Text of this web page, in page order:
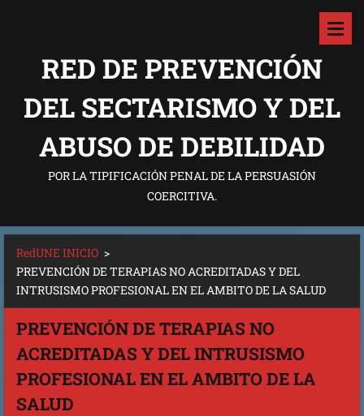
RED DE PREVENCIÓN
DEL SECTARISMO Y DEL
ABUSO DE DEBILIDAD
POR LA TIPIFICACIÓN PENAL DE LA PERSUASIÓN
COERCITIVA.
RedUNE INICIO >
PREVENCIÓN DE TERAPIAS NO ACREDITADAS Y DEL
INTRUSISMO PROFESIONAL EN EL AMBITO DE LA SALUD
PREVENCIÓN DE TERAPIAS NO
ACREDITADAS Y DEL INTRUSISMO
PROFESIONAL EN EL AMBITO DE LA
SALUD